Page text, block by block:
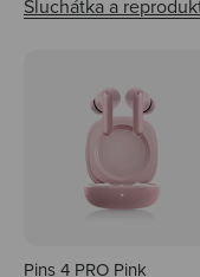
Pins 4 PRO Pink